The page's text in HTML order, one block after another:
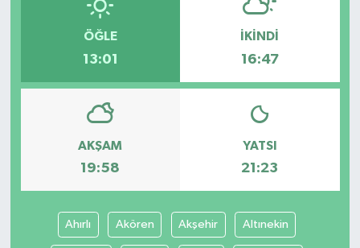
ÖĞLE
13:01
İKINDI
16:47
AKŞAM
19:58
YATSI
21:23
Ahırlı Akören Akşehir Altınekin